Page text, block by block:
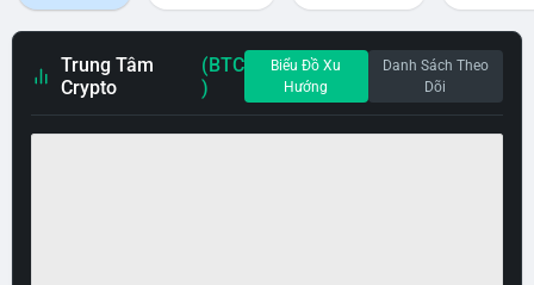
Trung Tâm
Crypto
(BTC
)
Biểu Đồ Xu
Hướng
Danh Sách Theo
Dõi